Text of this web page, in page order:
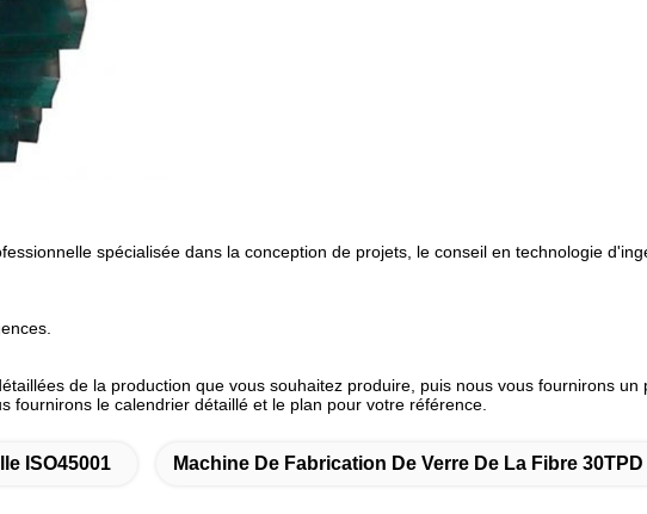
spécialisée dans la conception de projets, le conseil en technologie
de la production que vous souhaitez produire, puis nous vous fournirons un
fournirons le calendrier détaillé et le plan pour votre référence.
ISO45001 Machine De Fabrication De Verre De La Fibre 30TPD